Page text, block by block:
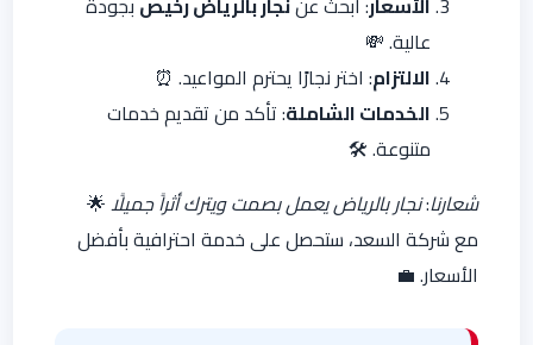
عالية. 💸
الالتزام: اختر نجارًا يحترم المواعيد. ⏰
الخدمات الشاملة: تأكد من تقديم خدمات
متنوعة. 🛠️
شعارنا:نجار بالرياض يعمل بصمت ويترك أثراً جميلًا🌟
مع شركة السعد، ستحصل على خدمة احترافية بأفضل
الأسعار. 💼